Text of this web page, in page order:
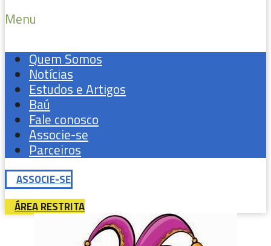
Menu
Quem Somos
Notícias
Estudos e Artigos
Baú
Fale conosco
Associe-se
Parceiros
ASSOCIE-SE
ÁREA RESTRITA